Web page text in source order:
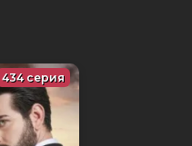
434 серия